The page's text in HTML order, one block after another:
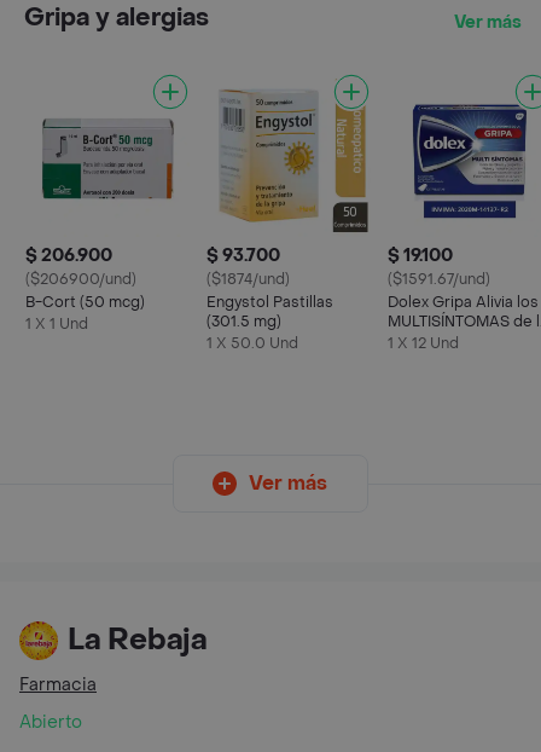
Gripa y alergias Ver más
$ 206.900
($206900/und)
B-Cort (50 mcg)
1 X 1 Und
$ 93.700
($1874/und)
Engystol Pastillas
(301.5 mg)
1 X 50.0 Und
$ 19.100
($1591.67/und)
Dolex Gripa Alivia los
MULTISÍNTOMAS de
Gripa X 12 tabs
1 X 12 Und
Ver más
La Rebaja
Farmacia
Abierto